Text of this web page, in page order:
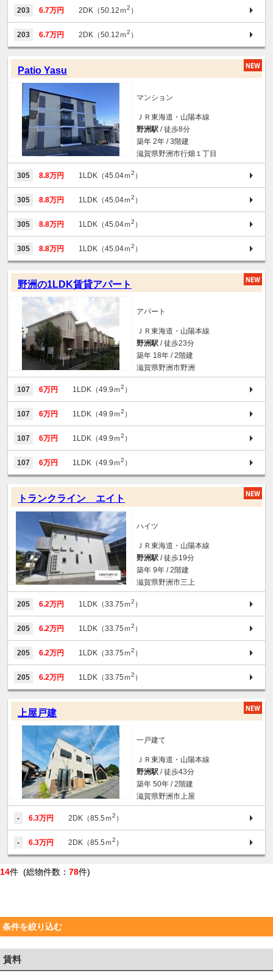
203 6.7万円 2DK（50.12ｍ2 ）
203 6.7万円 2DK（50.12ｍ2 ）
Patio Yasu
マンション
ＪＲ東海道・山陽本線
野洲駅 / 徒歩8分
築年 2年 / 3階建
滋賀県野洲市行畑１丁目
305 8.8万円 1LDK（45.04ｍ2 ）
305 8.8万円 1LDK（45.04ｍ2 ）
305 8.8万円 1LDK（45.04ｍ2 ）
305 8.8万円 1LDK（45.04ｍ2 ）
野洲の1LDK賃貸アパート
アパート
ＪＲ東海道・山陽本線
野洲駅 / 徒歩23分
築年 18年 / 2階建
滋賀県野洲市野洲
107 6万円 1LDK（49.9ｍ2 ）
107 6万円 1LDK（49.9ｍ2 ）
107 6万円 1LDK（49.9ｍ2 ）
107 6万円 1LDK（49.9ｍ2 ）
トランクライン エイト
ハイツ
ＪＲ東海道・山陽本線
野洲駅 / 徒歩19分
築年 9年 / 2階建
滋賀県野洲市三上
205 6.2万円 1LDK（33.75ｍ2 ）
205 6.2万円 1LDK（33.75ｍ2 ）
205 6.2万円 1LDK（33.75ｍ2 ）
205 6.2万円 1LDK（33.75ｍ2 ）
上屋戸建
一戸建て
ＪＲ東海道・山陽本線
野洲駅 / 徒歩43分
築年 50年 / 2階建
滋賀県野洲市上屋
- 6.3万円 2DK（85.5ｍ2 ）
- 6.3万円 2DK（85.5ｍ2 ）
14件 (総物件数： 78件)
条件を絞り込む
賃料